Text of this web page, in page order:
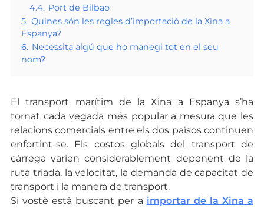
4.4. Port de Bilbao
5. Quines són les regles d’importació de la Xina a
Espanya?
6. Necessita algú que ho manegi tot en el seu
nom?
El transport marítim de la Xina a Espanya s’ha
tornat cada vegada més popular a mesura que les
relacions comercials entre els dos països continuen
enfortint-se. Els costos globals del transport de
càrrega varien considerablement depenent de la
ruta triada, la velocitat, la demanda de capacitat de
transport i la manera de transport.
Si vostè està buscant per a importar de la Xina a